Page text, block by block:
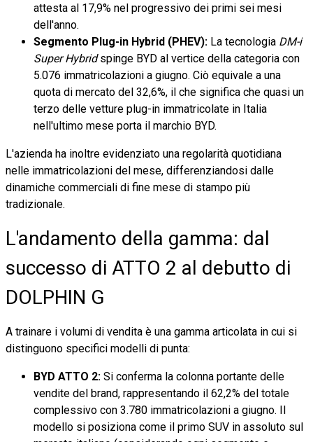
attesta al 17,9% nel progressivo dei primi sei mesi
dell'anno.
Segmento Plug-in Hybrid (PHEV): La tecnologia DM-i
Super Hybridspinge BYD al vertice della categoria con
5.076 immatricolazioni a giugno. Ciò equivale a una
quota di mercato del 32,6%, il che significa che quasi un
terzo delle vetture plug-in immatricolate in Italia
nell'ultimo mese porta il marchio BYD.
L'azienda ha inoltre evidenziato una regolarità quotidiana
nelle immatricolazioni del mese, differenziandosi dalle
dinamiche commerciali di fine mese di stampo più
tradizionale.
L'andamento della gamma: dal
successo di ATTO 2 al debutto di
DOLPHIN G
A trainare i volumi di vendita è una gamma articolata in cui si
distinguono specifici modelli di punta:
BYD ATTO 2: Si conferma la colonna portante delle
vendite del brand, rappresentando il 62,2% del totale
complessivo con 3.780 immatricolazioni a giugno. Il
modello si posiziona come il primo SUV in assoluto sul